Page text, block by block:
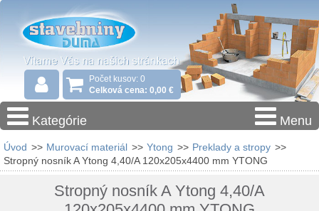
Počet kusov: 0
Celková cena: 0,00 €
Kategórie Menu
Úvod >> Murovací materiál >> Ytong >> Preklady a stropy >>
Stropný nosník A Ytong 4,40/A 120x205x4400 mm YTONG
Stropný nosník A Ytong 4,40/A